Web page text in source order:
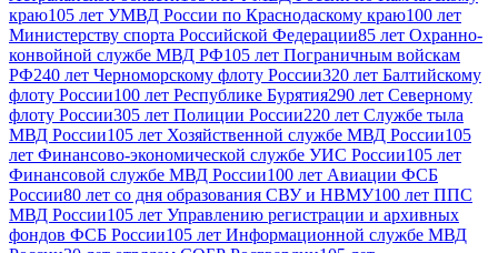
краю105 лет УМВД России по Краснодаскому краю100 лет
Министерству спорта Российской Федерации85 лет Охранно-
конвойной службе МВД РФ105 лет Пограничным войскам
РФ240 лет Черноморскому флоту России320 лет Балтийскому
флоту России100 лет Республике Бурятия290 лет Северному
флоту России305 лет Полиции России220 лет Службе тыла
МВД России105 лет Хозяйственной службе МВД России105
лет Финансово-экономической службе УИС России105 лет
Финансовой службе МВД России100 лет Авиации ФСБ
России80 лет со дня образования СВУ и НВМУ100 лет ППС
МВД России105 лет Управлению регистрации и архивных
фондов ФСБ России105 лет Информационной службе МВД